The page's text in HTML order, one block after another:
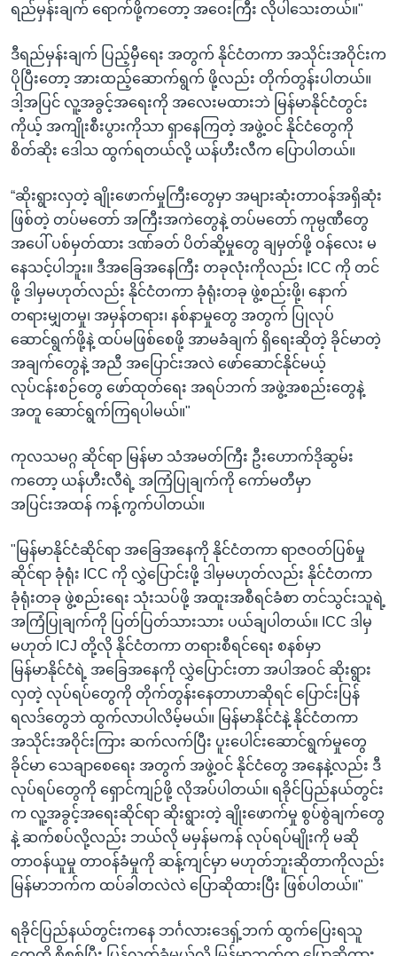
ရည်မှန်းချက် ရောက်ဖို့ကတော့ အဝေးကြီး လိုပါသေးတယ်။"
ဒီရည်မှန်းချက် ပြည့်မှီရေး အတွက် နိုင်ငံတကာ အသိုင်းအဝိုင်းက
ပိုပြီးတော့ အားထည့်ဆောက်ရွက် ဖို့လည်း တိုက်တွန်းပါတယ်။
ဒါ့အပြင် လူ့အခွင့်အရေးကို အလေးမထားဘဲ မြန်မာနိုင်ငံတွင်း
ကိုယ့် အကျိုးစီးပွားကိုသာ ရှာနေကြတဲ့ အဖွဲ့ဝင် နိုင်ငံတွေကို
စိတ်ဆိုး ဒေါသ ထွက်ရတယ်လို့ ယန်ဟီးလီက ပြောပါတယ်။
“ဆိုးရွားလှတဲ့ ချိုးဖောက်မှုကြီးတွေမှာ အများဆုံးတာဝန်အရှိဆုံး
ဖြစ်တဲ့ တပ်မတော် အကြီးအကဲတွေနဲ့ တပ်မတော် ကုမ္ပဏီတွေ
အပေါ် ပစ်မှတ်ထား ဒဏ်ခတ် ပိတ်ဆို့မှုတွေ ချမှတ်ဖို့ ဝန်လေး မ
နေသင့်ပါဘူး။ ဒီအခြေအနေကြီး တခုလုံးကိုလည်း ICC ကို တင်
ဖို့ ဒါမှမဟုတ်လည်း နိုင်ငံတကာ ခုံရုံးတခု ဖွဲ့စည်းဖို့၊ နောက်
တရားမျှတမှု၊ အမှန်တရား၊ နစ်နာမှုတွေ အတွက် ပြုလုပ်
ဆောင်ရွက်ဖို့နဲ့ ထပ်မဖြစ်စေဖို့ အာမခံချက် ရှိရေးဆိုတဲ့ ခိုင်မာတဲ့
အချက်တွေနဲ့ အညီ အပြောင်းအလဲ ဖော်ဆောင်နိုင်မယ့်
လုပ်ငန်းစဉ်တွေ ဖော်ထုတ်ရေး အရပ်ဘက် အဖွဲ့အစည်းတွေနဲ့
အတူ ဆောင်ရွက်ကြရပါမယ်။"
ကုလသမဂ္ဂ ဆိုင်ရာ မြန်မာ သံအမတ်ကြီး ဦးဟောက်ဒိုဆွမ်း
ကတော့ ယန်ဟီးလီရဲ့ အကြံပြုချက်ကို ကော်မတီမှာ
အပြင်းအထန် ကန့်ကွက်ပါတယ်။
"မြန်မာနိုင်ငံဆိုင်ရာ အခြေအနေကို နိုင်ငံတကာ ရာဇဝတ်ပြစ်မှု
ဆိုင်ရာ ခုံရုံး ICC ကို လွှဲပြောင်းဖို့ ဒါမှမဟုတ်လည်း နိုင်ငံတကာ
ခုံရုံးတခု ဖွဲ့စည်းရေး သုံးသပ်ဖို့ အထူးအစီရင်ခံစာ တင်သွင်းသူရဲ့
အကြံပြုချက်ကို ပြတ်ပြတ်သားသား ပယ်ချပါတယ်။ ICC ဒါမှ
မဟုတ် ICJ တို့လို နိုင်ငံတကာ တရားစီရင်ရေး စနစ်မှာ
မြန်မာနိုင်ငံရဲ့ အခြေအနေကို လွှဲပြောင်းတာ အပါအဝင် ဆိုးရွား
လှတဲ့ လုပ်ရပ်တွေကို တိုက်တွန်းနေတာဟာဆိုရင် ပြောင်းပြန်
ရလဒ်တွေဘဲ ထွက်လာပါလိမ့်မယ်။ မြန်မာနိုင်ငံနဲ့ နိုင်ငံတကာ
အသိုင်းအဝိုင်းကြား ဆက်လက်ပြီး ပူးပေါင်းဆောင်ရွက်မှုတွေ
ခိုင်မာ သေချာစေရေး အတွက် အဖွဲ့ဝင် နိုင်ငံတွေ အနေနဲ့လည်း ဒီ
လုပ်ရပ်တွေကို ရှောင်ကျဉ်ဖို့ လိုအပ်ပါတယ်။ ရခိုင်ပြည်နယ်တွင်း
က လူ့အခွင့်အရေးဆိုင်ရာ ဆိုးရွားတဲ့ ချိုးဖောက်မှု စွပ်စွဲချက်တွေ
နဲ့ ဆက်စပ်လို့လည်း ဘယ်လို မမှန်မကန် လုပ်ရပ်မျိုးကို မဆို
တာဝန်ယူမှု တာဝန်ခံမှုကို ဆန့်ကျင်မှာ မဟုတ်ဘူးဆိုတာကိုလည်း
မြန်မာဘက်က ထပ်ခါတလဲလဲ ပြောဆိုထားပြီး ဖြစ်ပါတယ်။"
ရခိုင်ပြည်နယ်တွင်းကနေ ဘင်္ဂလားဒေရှ့်ဘက် ထွက်ပြေးရသူ